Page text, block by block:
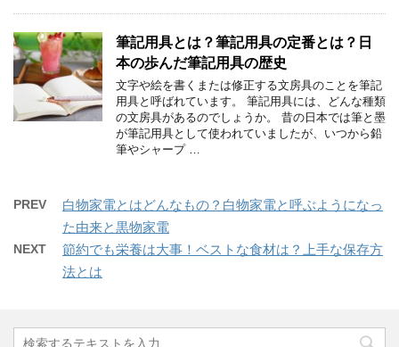
筆記用具とは？筆記用具の定番とは？日
本の歩んだ筆記用具の歴史
文字や絵を書くまたは修正する文房具のことを筆記
用具と呼ばれています。 筆記用具には、どんな種類
の文房具があるのでしょうか。 昔の日本では筆と墨
が筆記用具として使われていましたが、いつから鉛
筆やシャープ …
PREV
白物家電とはどんなもの？白物家電と呼ぶようになっ
た由来と黒物家電
NEXT
節約でも栄養は大事！ベストな食材は？上手な保存方
法とは